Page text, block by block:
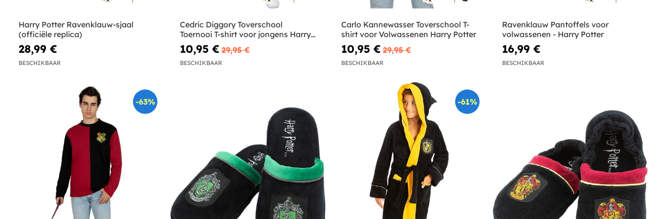
Harry Potter Ravenklauw-sjaal
(officiële replica)
28,99 €
BESCHIKBAAR
Cedric Diggory Toverschool
Toernooi T-shirt voor jongens Harry
Potter
10,95 € 29,95 €
BESCHIKBAAR
Carlo Kannewasser Toverschool T-
shirt voor Volwassenen Harry Potter
10,95 € 29,95 €
BESCHIKBAAR
Ravenklauw Pantoffels voor
volwassenen - Harry Potter
16,99 €
BESCHIKBAAR
-63% -61%